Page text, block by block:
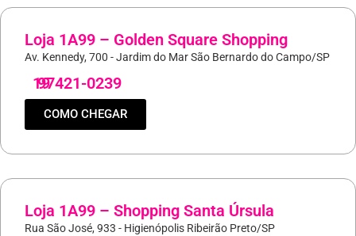
Loja 1A99 – Golden Square Shopping
Av. Kennedy, 700 - Jardim do Mar São Bernardo do Campo/SP
19
97421-0239
COMO CHEGAR
Loja 1A99 – Shopping Santa Úrsula
Rua São José, 933 - Higienópolis Ribeirão Preto/SP